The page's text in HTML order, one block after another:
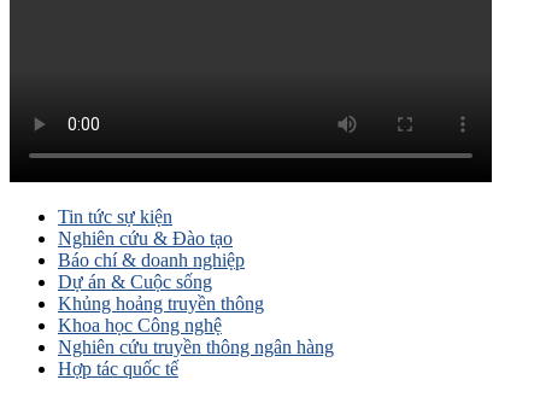
Tin tức sự kiện
Nghiên cứu & Đào tạo
Báo chí & doanh nghiệp
Dự án & Cuộc sống
Khủng hoảng truyền thông
Khoa học Công nghệ
Nghiên cứu truyền thông ngân hàng
Hợp tác quốc tế